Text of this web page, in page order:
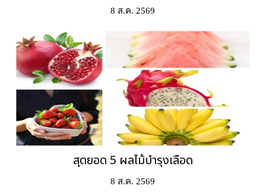
8 ส.ค. 2569
สุดยอด 5 ผลไม้บำรุงเลือด
8 ส.ค. 2569